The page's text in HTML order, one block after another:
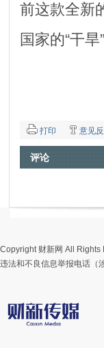
前这款全新
国家的“干旱
打印 意见
评论
Copyright 财新网 All Rights
违法和不良信息举报电话